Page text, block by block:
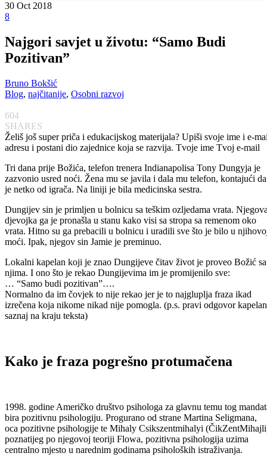
30 Oct 2018
8
Najgori savjet u životu: “Samo Budi
Pozitivan”
Bruno Bokšić
Blog, najčitanije, Osobni razvoj
604
SHARES
Želiš još super priča i edukacijskog materijala? Upiši svoje ime i e-
adresu i postani dio zajednice koja se razvija. Tvoje ime Tvoj e-mail
Tri dana prije Božića, telefon trenera Indianapolisa Tony Dungyja je
zazvonio usred noći. Žena mu se javila i dala mu telefon, kontajući da
je netko od igrača. Na liniji je bila medicinska sestra.
Dungijev sin je primljen u bolnicu sa teškim ozljedama vrata.
djevojka ga je pronašla u stanu kako visi sa stropa sa remenom oko
vrata. Hitno su ga prebacili u bolnicu i uradili sve što je bilo u
moći. Ipak, njegov sin Jamie je preminuo.
Lokalni kapelan koji je znao Dungijeve čitav život je proveo Božić sa
njima. I ono što je rekao Dungijevima im je promijenilo sve:
… “Samo budi pozitivan”….
Normalno da im čovjek to nije rekao jer je to najgluplja fraza ikad
izrečena koja nikome nikad nije pomogla. (p.s. pravi odgovor
saznaj na kraju teksta)
Kako je fraza pogrešno protumačena
1998. godine Američko društvo psihologa za glavnu temu tog
bira pozitivnu psihologiju. Progurano od strane Martina Seligmana,
oca pozitivne psihologije te Mihaly Csikszentmihalyi
poznatijeg po njegovoj teoriji Flowa, pozitivna psihologija uzima
centralno mjesto u narednim godinama psiholoških istraživanja.